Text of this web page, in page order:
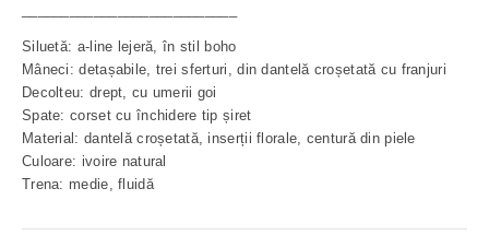
Siluetă: a-line lejeră, în stil boho
Mâneci: detașabile, trei sferturi, din dantelă croșetată cu franjuri
Decolteu: drept, cu umerii goi
Spate: corset cu închidere tip șiret
Material: dantelă croșetată, inserții florale, centură din piele
Culoare: ivoire natural
Trena: medie, fluidă